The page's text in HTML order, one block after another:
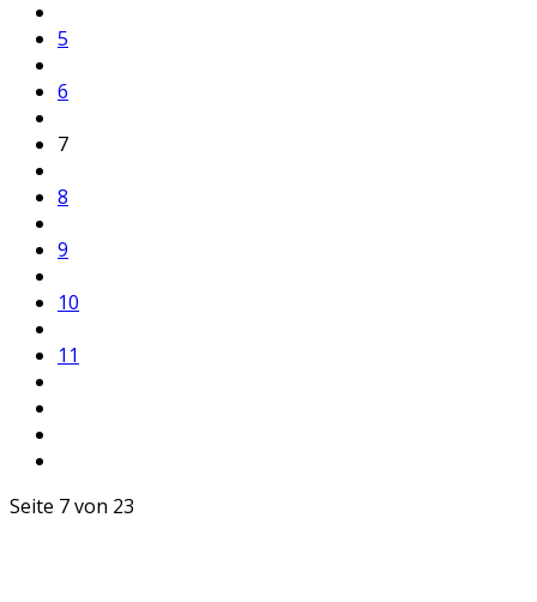
5
6
7
8
9
10
11
Seite 7 von 23